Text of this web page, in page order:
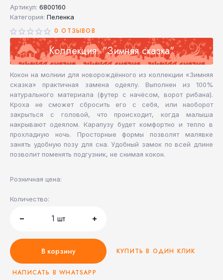
Артикул: 6800160
Категория: Пеленка
0 ОТЗЫВОВ
Коллекция: "Зимняя сказка"
Кокон на молнии для новорождённого из коллекции «Зимняя
сказка» практичная замена одеялу. Выполнен из 100%
натурального материала (футер с начёсом, ворот рибана).
Кроха не сможет сбросить его с себя, или наоборот
закрыться с головой, что происходит, когда малыша
накрывают одеялом. Карапузу будет комфортно и тепло в
прохладную ночь. Просторные формы позволят малявке
занять удобную позу для сна. Удобный замок по всей длине
позволит поменять подгузник, не снимая кокон.
Розничная цена:
Количество:
1 шт
В корзину КУПИТЬ В ОДИН КЛИК
НАПИСАТЬ В WHATSAPP